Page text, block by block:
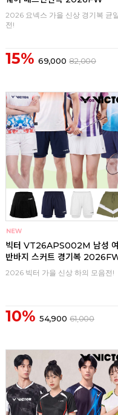
2026 요넥스 가을 신상 경기복 균
전!
15% 69,000 82,000
빅터 VT26APS002M 남성
반바지 스커트 경기복
2026 빅터 가을 신상 하의 모음전!
10% 54,900 61,000